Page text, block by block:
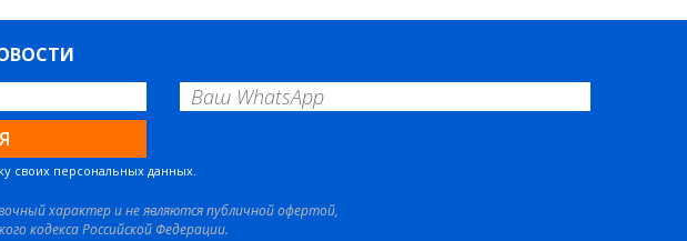
своих персональных данных.
характер и не являются публичной офертой,
кодекса Российской Федерации.